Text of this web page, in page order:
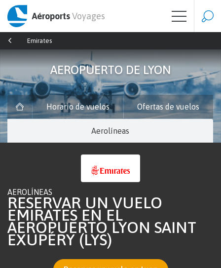
AéroportsVoyages
Emirates
AEROPUERTO DE LYON
Horario de vuelos Ofertas de vuelos
Aerolíneas
AEROLÍNEAS
RESERVAR UN VUELO
EMIRATES EN EL
AEROPUERTO LYON SAINT
EXUPÉRY (LYS)